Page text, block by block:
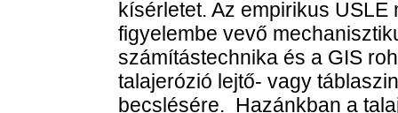
kísérletet. Az empirikus USLE
figyelembe vevő
számítástechnika és a GIS
talajerózió lejtő- vagy
becslésére. Hazánkban a